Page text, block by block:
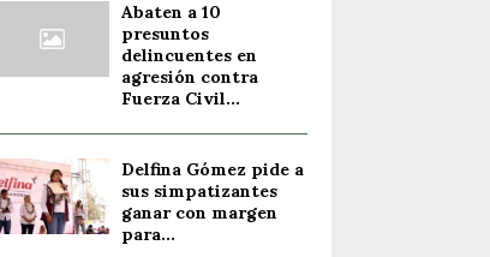
Abaten a 10
presuntos
delincuentes en
agresión contra
Fuerza Civil...
Delfina Gómez pide a
sus simpatizantes
ganar con margen
para...